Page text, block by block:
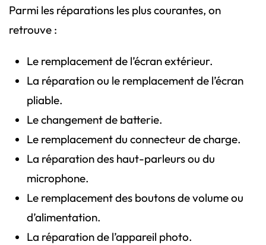
Parmi les réparations les plus courantes, on
retrouve :
Le remplacement de l’écran extérieur.
La réparation ou le remplacement de l’écran
pliable.
Le changement de batterie.
Le remplacement du connecteur de charge.
La réparation des haut-parleurs ou du
microphone.
Le remplacement des boutons de volume ou
d’alimentation.
La réparation de l’appareil photo.